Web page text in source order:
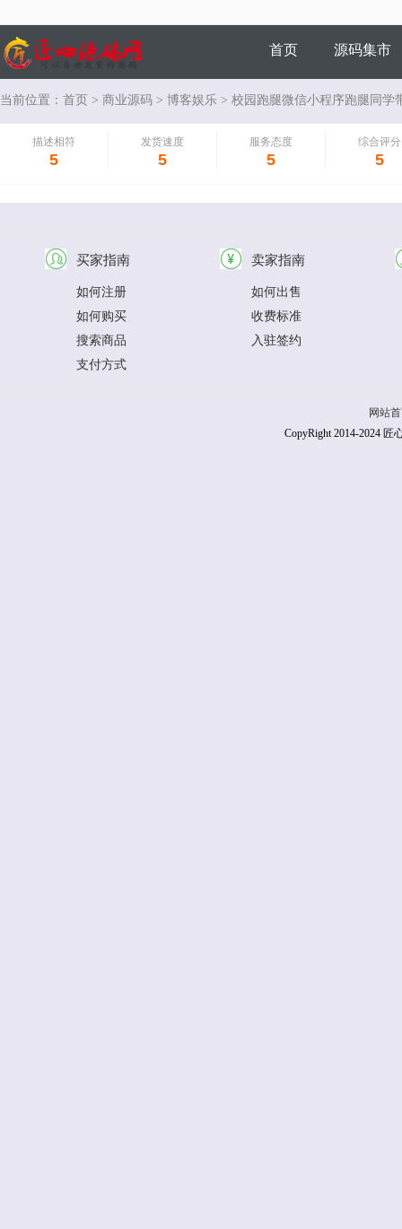
首页 源码集市
商家风采
当前位置： 首页 > 商业源码 > 博客娱乐 > 校园跑腿微信小程序跑腿同学
描述相符
5
发货速度
5
服务态度
5
综合评分
5
买家指南
如何注册
如何购买
搜索商品
支付方式
卖家指南
如何出售
收费标准
入驻签约
网站
CopyRight 2014-2024